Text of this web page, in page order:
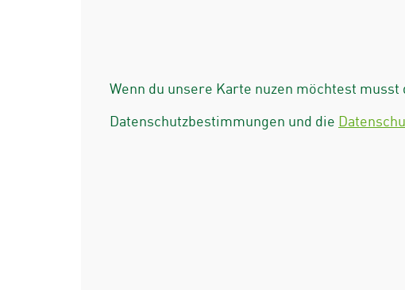
Wenn du unsere Karte nuzen möchtest
Datenschutzbestimmungen und die